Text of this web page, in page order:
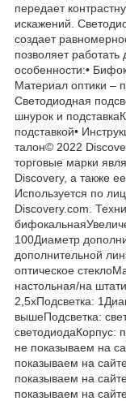
передает
искажений.
создает
позволяет
особенности:•
Материал оптики –
Светодиодная
шнурок и
подставкой•
талон© 2022
торговые марки
Discovery, а также
Используется по
Discovery.com.
100Диаметр
дополнительной
оптическое
настольная/на
2,5хПодсветка:
вышеПодсветка:
светодиодаКорпус:
не показываем на
показываем на
показываем на
показываем на